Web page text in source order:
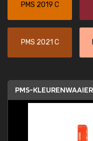
PMS 2019 C
PMS 2021 C
PMS-